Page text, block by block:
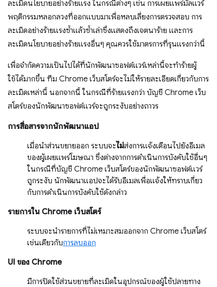
ละเมิดนโยบายอย่างร้ายแรง ในกรณีต่างๆ เช่น การเผยแพร่มัลแวร์
พฤติกรรมหลอกลวงที่ออกแบบมาเพื่อหลบเลี่ยงการตรวจสอบ การ
ละเมิดอย่างร้ายแรงซ้ำแล้วซ้ำเล่าซึ่งแสดงถึงเจตนาร้าย และการ
ละเมิดนโยบายอย่างร้ายแรงอื่นๆ คุณควรใช้มาตรการที่รุนแรงกว่านี้
เพื่อจํากัดความเป็นไปได้ที่นักพัฒนาซอฟต์แวร์เหล่านี้จะทําร้ายผู้
ใช้ได้มากขึ้น ทีม Chrome เว็บสโตร์จะไม่ให้รายละเอียดเกี่ยวกับการ
ละเมิดเหล่านี้ นอกจากนี้ ในกรณีที่ร้ายแรงกว่า บัญชี Chrome เว็บ
สโตร์ของนักพัฒนาซอฟต์แวร์จะถูกระงับอย่างถาวร
การสื่อสารจากนักพัฒนาแอป
เมื่อนำส่วนขยายออก ระบบจะไม่ส่งการแจ้งเตือนไปยังอีเมล
ของผู้เผยแพร่โฆษณา ซึ่งต่างจากการดำเนินการบังคับใช้อื่นๆ
ในกรณีที่บัญชี Chrome เว็บสโตร์ของนักพัฒนาซอฟต์แวร์
ถูกระงับ นักพัฒนาแอปจะได้รับอีเมลเพื่อแจ้งให้ทราบเกี่ยว
กับการดำเนินการบังคับใช้ดังกล่าว
รายการใน Chrome เว็บสโตร์
ระบบจะนำรายการที่ไม่เหมาะสมออกจาก Chrome เว็บสโตร์
เช่นเดียวกับการลบออก
UI ของ Chrome
มีการปิดใช้ส่วนขยายที่ละเมิดในอุปกรณ์ของผู้ใช้ปลายทาง